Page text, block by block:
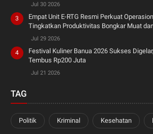
Jul 30 2026
Empat Unit E-RTG Resmi Perkuat
Tingkatkan Produktivitas Bongkar Muat
Jul 29 2026
Festival Kuliner Banua 2026 Sukses
Tembus Rp200 Juta
Jul 21 2026
TAG
Politik Kriminal Kesehatan